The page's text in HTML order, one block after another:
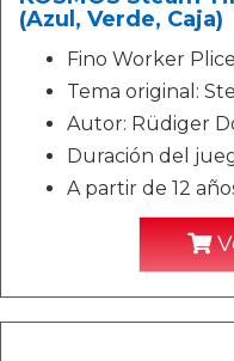
(Azul, Verde, Caja)
Fino Worker
Tema original:
Autor: Rüdiger
Duración del
A partir de 12